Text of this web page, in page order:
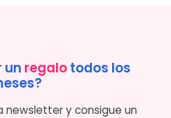
un regalotodos los
newsletter y consigue un